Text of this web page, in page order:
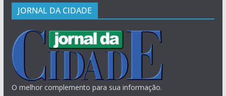
JORNAL DA CIDADE
O melhor complemento para sua informação.